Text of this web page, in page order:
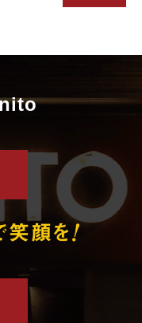
笑顔を!